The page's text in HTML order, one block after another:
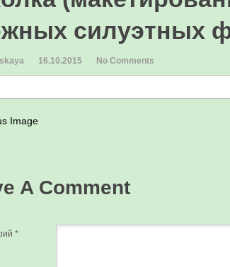
силуэтных
16.10.2015 No Comments
Image
A Comment
*